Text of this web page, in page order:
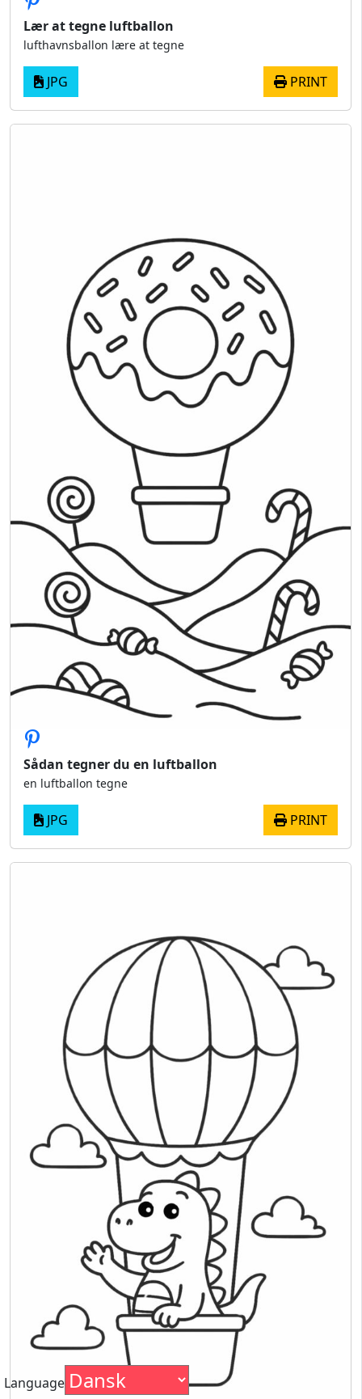
Lær at tegne luftballon
lufthavnsballon lære at tegne
JPG PRINT
Sådan tegner du en luftballon
en luftballon tegne
JPG PRINT
Language